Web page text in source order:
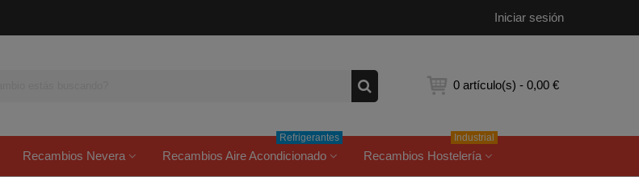
Iniciar sesión
0 artículo(s) - 0,00 €
Recambios Nevera Recambios Aire Acondicionado
Refrigerantes
Recambios Hostelería
Industrial